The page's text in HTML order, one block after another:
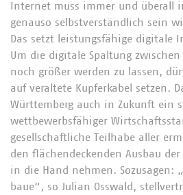
Internet muss immer und überall
genauso selbstverständlich sein
Das setzt leistungsfähige digitale
Um die digitale Spaltung
noch größer werden zu lassen,
auf veraltete Kupferkabel setzen.
Württemberg auch in Zukunft ein
wettbewerbsfähiger
gesellschaftliche Teilhabe aller
den flächendeckenden Ausbau
in die Hand nehmen. Sozusagen:
baue“, so Julian Osswald,